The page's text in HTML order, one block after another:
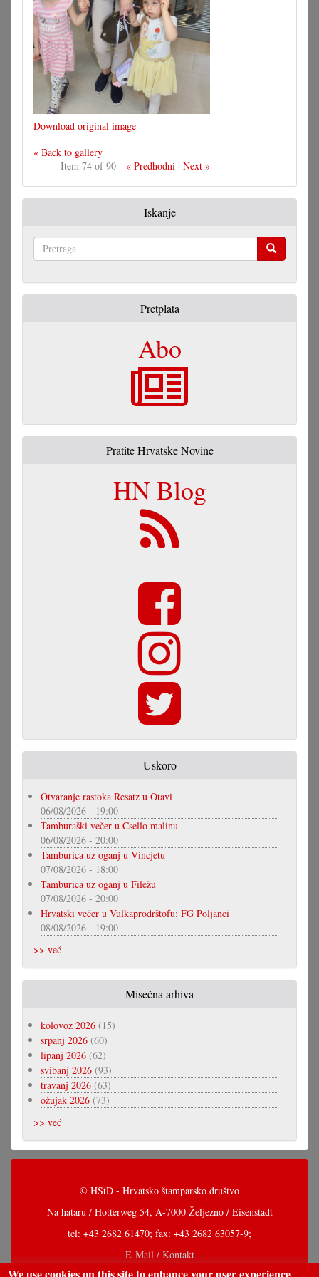
Download original image
« Back to gallery
Item 74 of 90
« Predhodni | Next »
Iskanje
Pretplata
Abo
Pratite Hrvatske Novine
HN Blog
Uskoro
Otvaranje rastoka Resatz u Otavi
06/08/2026 - 19:00
Tamburaški večer u Csello malinu
06/08/2026 - 20:00
Tamburica uz oganj u Vincjetu
07/08/2026 - 18:00
Tamburica uz oganj u Filežu
07/08/2026 - 20:00
Hrvatski večer u Vulkaprodrštofu: FG Poljanci
08/08/2026 - 19:00
>> već
Misečna arhiva
kolovoz 2026 (15)
srpanj 2026 (60)
lipanj 2026 (62)
svibanj 2026 (93)
travanj 2026 (63)
ožujak 2026 (73)
>> već
© HŠtD - Hrvatsko štamparsko društvo
Na hataru / Hotterweg 54, A-7000 Željezno / Eisenstadt
tel: +43 2682 61470; fax: +43 2682 63057-9;
E-Mail / Kontakt